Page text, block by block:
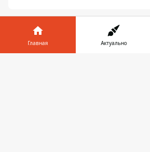
Главная Актуально